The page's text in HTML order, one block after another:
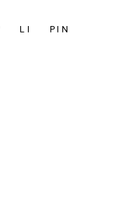
LI PIN